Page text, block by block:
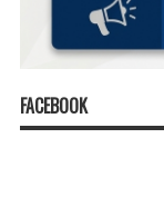
FACEBOOK